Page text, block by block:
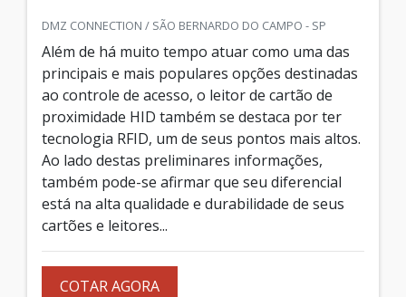
DMZ CONNECTION / SÃO BERNARDO DO CAMPO - SP
Além de há muito tempo atuar como uma das
principais e mais populares opções destinadas
ao controle de acesso, o leitor de cartão de
proximidade HID também se destaca por ter
tecnologia RFID, um de seus pontos mais altos.
Ao lado destas preliminares informações,
também pode-se afirmar que seu diferencial
está na alta qualidade e durabilidade de seus
cartões e leitores...
COTAR AGORA